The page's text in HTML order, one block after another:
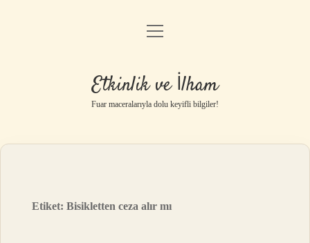
Anasayfa
Gizlilik Politikası
Yasal Uyarı
menüyü
Etkinlik ve İlham
Fuar maceralarıyla dolu keyifli bilgiler!
Etiket:Bisikletten ceza alır mı